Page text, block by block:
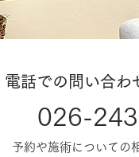
電話での問い合わ
026-
予約や施術についての